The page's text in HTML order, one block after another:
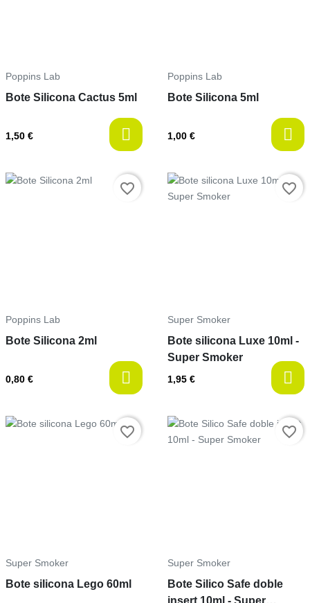
Poppins Lab
Bote Silicona Cactus 5ml
1,50 €
Poppins Lab
Bote Silicona 5ml
1,00 €
Prix
Poppins Lab
Bote Silicona 2ml
0,80 €
favorite_border Prix
Super Smoker
Bote silicona Luxe 10ml -
Super Smoker
1,95 €
favorite_border
Prix
Super Smoker
Bote silicona Lego 60ml
favorite_border Prix
Super Smoker
Bote Silico Safe doble
insert 10ml - Super
favorite_border